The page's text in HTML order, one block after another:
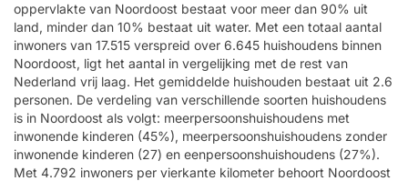
oppervlakte van Noordoost bestaat voor meer dan 90% uit
land, minder dan 10% bestaat uit water. Met een totaal aantal
inwoners van 17.515 verspreid over 6.645 huishoudens binnen
Noordoost, ligt het aantal in vergelijking met de rest van
Nederland vrij laag. Het gemiddelde huishouden bestaat uit 2.6
personen. De verdeling van verschillende soorten huishoudens
is in Noordoost als volgt: meerpersoonshuishoudens met
inwonende kinderen (45%), meerpersoonshuishoudens zonder
inwonende kinderen (27) en eenpersoonshuishoudens (27%).
Met 4.792 inwoners per vierkante kilometer behoort Noordoost